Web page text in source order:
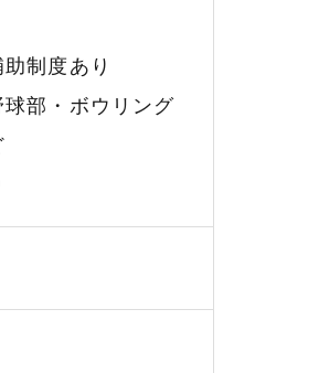
制度あり
部・ボウリング